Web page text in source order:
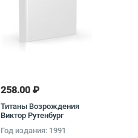
258.00 ₽
Титаны Возрождения
Виктор Рутенбург
Год издания: 1991